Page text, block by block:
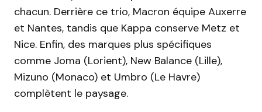
chacun. Derrière ce trio, Macron équipe Auxerre
et Nantes, tandis que Kappa conserve Metz et
Nice. Enfin, des marques plus spécifiques
comme Joma (Lorient), New Balance (Lille),
Mizuno (Monaco) et Umbro (Le Havre)
complètent le paysage.